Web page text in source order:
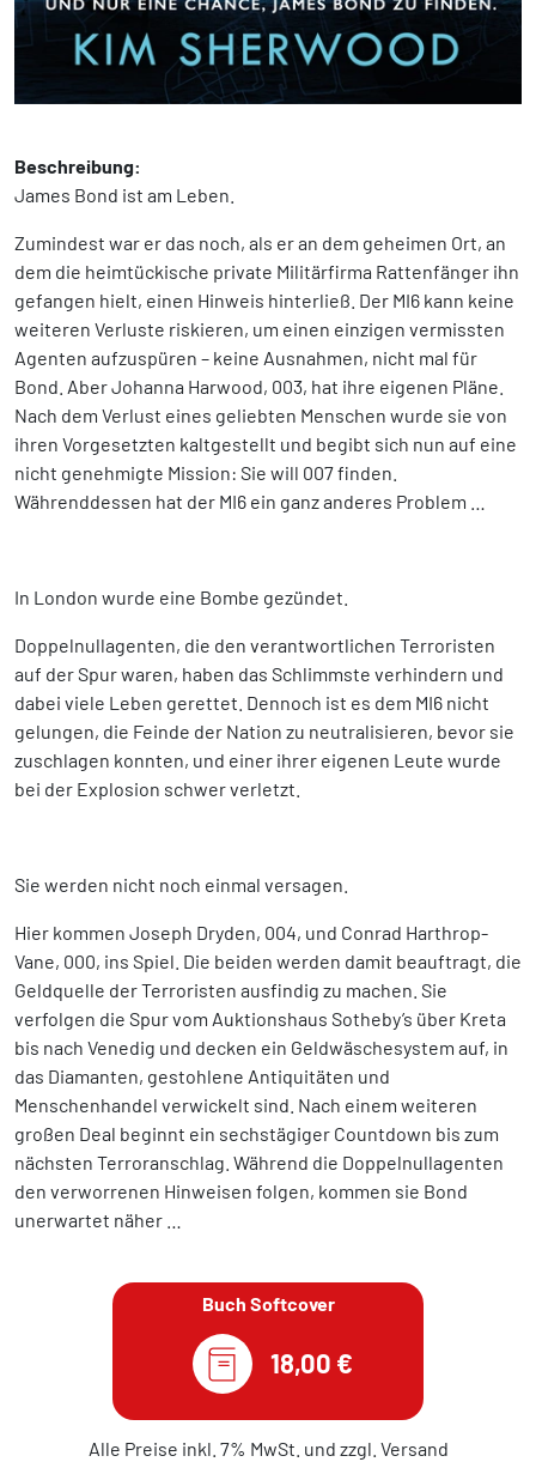
Beschreibung:
James Bond ist am Leben.
Zumindest war er das noch, als er an dem geheimen Ort, an
dem die heimtückische private Militärfirma Rattenfänger ihn
gefangen hielt, einen Hinweis hinterließ. Der MI6 kann keine
weiteren Verluste riskieren, um einen einzigen vermissten
Agenten aufzuspüren – keine Ausnahmen, nicht mal für
Bond. Aber Johanna Harwood, 003, hat ihre eigenen Pläne.
Nach dem Verlust eines geliebten Menschen wurde sie von
ihren Vorgesetzten kaltgestellt und begibt sich nun auf eine
nicht genehmigte Mission: Sie will 007 finden.
Währenddessen hat der MI6 ein ganz anderes Problem …
In London wurde eine Bombe gezündet.
Doppelnullagenten, die den verantwortlichen Terroristen
auf der Spur waren, haben das Schlimmste verhindern und
dabei viele Leben gerettet. Dennoch ist es dem MI6 nicht
gelungen, die Feinde der Nation zu neutralisieren, bevor sie
zuschlagen konnten, und einer ihrer eigenen Leute wurde
bei der Explosion schwer verletzt.
Sie werden nicht noch einmal versagen.
Hier kommen Joseph Dryden, 004, und Conrad Harthrop-
Vane, 000, ins Spiel. Die beiden werden damit beauftragt, die
Geldquelle der Terroristen ausfindig zu machen. Sie
verfolgen die Spur vom Auktionshaus Sotheby’s über Kreta
bis nach Venedig und decken ein Geldwäschesystem auf, in
das Diamanten, gestohlene Antiquitäten und
Menschenhandel verwickelt sind. Nach einem weiteren
großen Deal beginnt ein sechstägiger Countdown bis zum
nächsten Terroranschlag. Während die Doppelnullagenten
den verworrenen Hinweisen folgen, kommen sie Bond
unerwartet näher …
Buch Softcover
18,00 €
Alle Preise inkl. 7% MwSt. und zzgl. Versand